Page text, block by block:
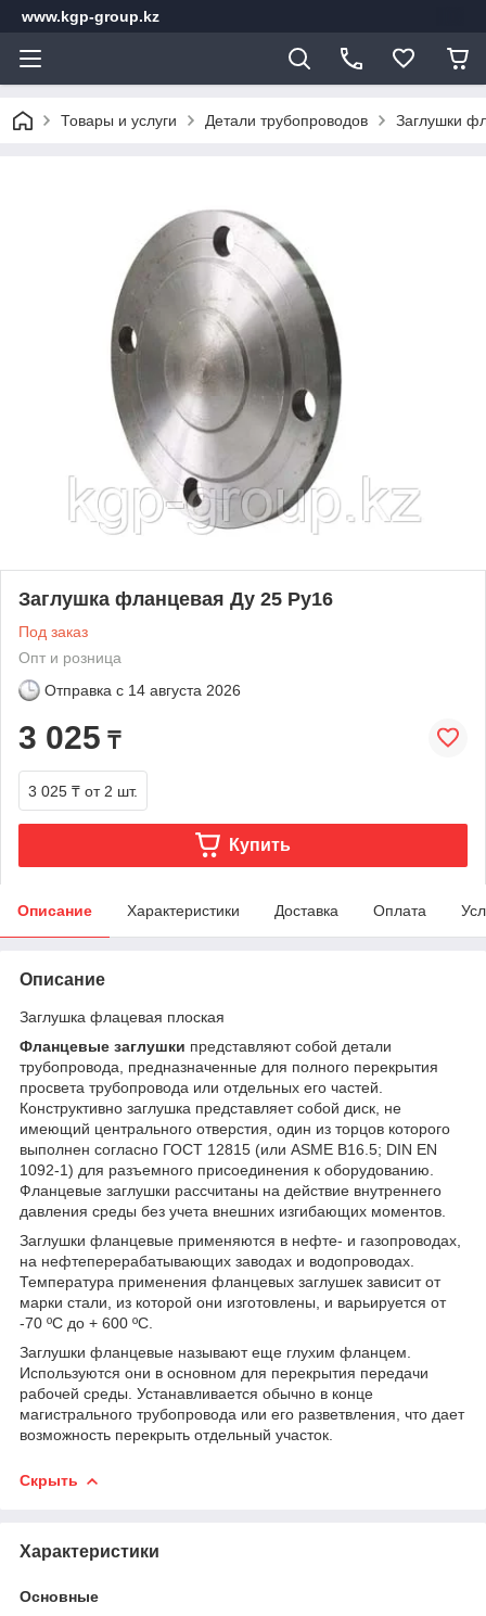
www.kgp-group.kz
Товары и услуги Детали трубопроводов Заглушки
Заглушка фланцевая Ду 25 Ру16
Под заказ
Опт и розница
Отправка с 14 августа 2026
3 025 ₸
3 025 ₸ от 2 шт.
Купить
Описание Характеристики Доставка Оплата
Описание
Заглушка флацевая плоская
Фланцевые заглушки представляют собой детали
трубопровода, предназначенные для полного перекрытия
просвета трубопровода или отдельных его частей.
Конструктивно заглушка представляет собой диск, не
имеющий центрального отверстия, один из торцов которого
выполнен согласно ГОСТ 12815 (или ASME B16.5; DIN EN
1092-1) для разъемного присоединения к оборудованию.
Фланцевые заглушки рассчитаны на действие внутреннего
давления среды без учета внешних изгибающих моментов.
Заглушки фланцевые применяются в нефте- и газопроводах,
на нефтеперерабатывающих заводах и водопроводах.
Температура применения фланцевых заглушек зависит от
марки стали, из которой они изготовлены, и варьируется от
-70 ºС до + 600 ºС.
Заглушки фланцевые называют еще глухим фланцем.
Используются они в основном для перекрытия передачи
рабочей среды. Устанавливается обычно в конце
магистрального трубопровода или его разветвления, что дает
возможность перекрыть отдельный участок.
Скрыть
Характеристики
Основные